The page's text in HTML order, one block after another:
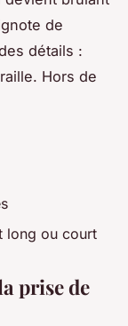
de
détails :
Hors de
long ou court
prise de